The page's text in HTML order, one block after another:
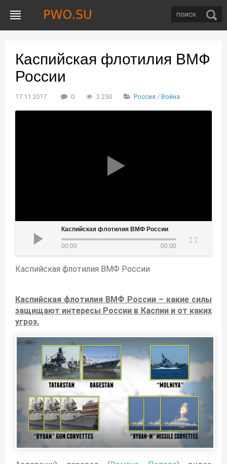
Каспийская флотилия ВМФ
России
17.11.2017 0 2 250 Россия / Война
Каспийская флотилия ВМФ России
00:00 00:00
Каспийская флотилия ВМФ России
Каспийская флотилия ВМФ России – какие силы
защищают интересы России в Каспии и от каких
угроз.